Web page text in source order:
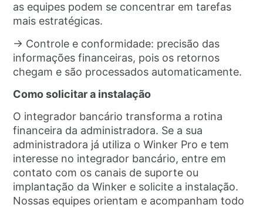
as equipes podem se concentrar em tarefas
mais estratégicas.
→ Controle e conformidade: precisão das
informações financeiras, pois os retornos
chegam e são processados automaticamente.
Como solicitar a instalação
O integrador bancário transforma a rotina
financeira da administradora. Se a sua
administradora já utiliza o Winker Pro e tem
interesse no integrador bancário, entre em
contato com os canais de suporte ou
implantação da Winker e solicite a instalação.
Nossas equipes orientam e acompanham todo